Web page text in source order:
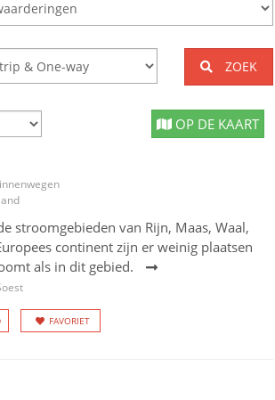
ZOEK
OP DE KAART
stroomgebieden van Rijn, Maas, Waal,
continent zijn er weinig plaatsen
als in dit gebied.
FAVORIET